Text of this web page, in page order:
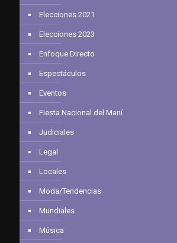
Elecciones 2021
Elecciones 2023
Enfoque Directo
Espectáculos
Eventos
Fiesta Nacional del Maní
Judiciales
Legal
Locales
Moda/Tendencias
Mundiales
Música